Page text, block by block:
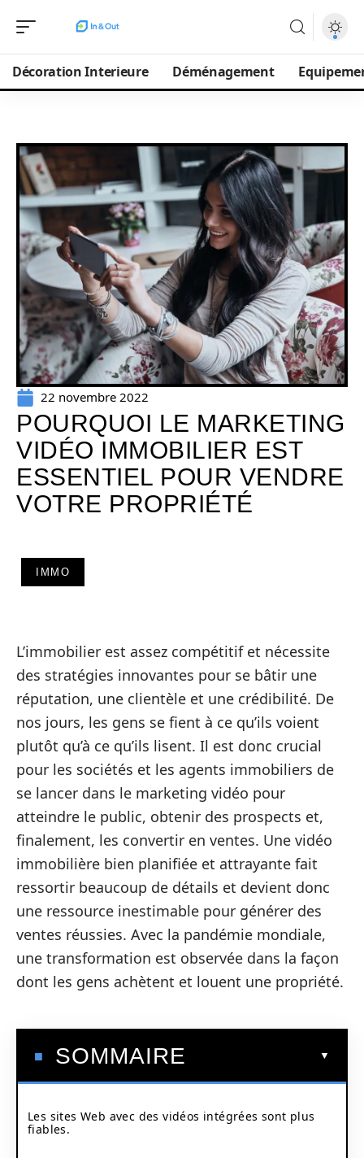
Décoration Interieure Déménagement
22 novembre 2022
POURQUOI LE MARKETING
VIDÉO IMMOBILIER EST
ESSENTIEL POUR VENDRE
VOTRE PROPRIÉTÉ
IMMO
L’immobilier est assez compétitif et nécessite
des stratégies innovantes pour se bâtir une
réputation, une clientèle et une crédibilité. De
nos jours, les gens se fient à ce qu’ils voient
plutôt qu’à ce qu’ils lisent. Il est donc crucial
pour les sociétés et les agents immobiliers de
se lancer dans le marketing vidéo pour
atteindre le public, obtenir des prospects et,
finalement, les convertir en ventes. Une vidéo
immobilière bien planifiée et attrayante fait
ressortir beaucoup de détails et devient donc
une ressource inestimable pour générer des
ventes réussies. Avec la pandémie mondiale,
une transformation est observée dans la façon
dont les gens achètent et louent une propriété.
SOMMAIRE
Les sites Web avec des vidéos intégrées sont plus
fiables.